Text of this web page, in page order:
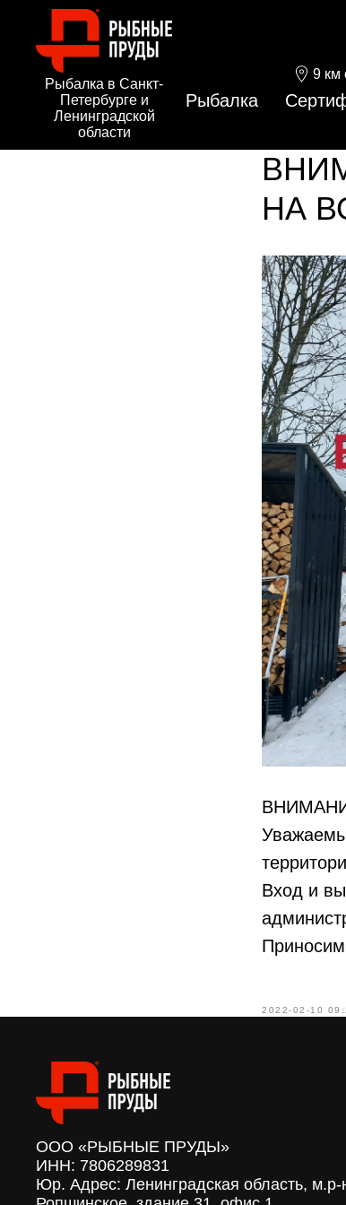
Рыбалка в Санкт-
Петербурге и
Ленинградской
области
9 км
Рыбалка
НА
Вход и
2022-02-10
ООО «РЫБНЫЕ ПРУДЫ»
ИНН: 7806289831
Юр. Адрес: Ленинградская область, м.р-